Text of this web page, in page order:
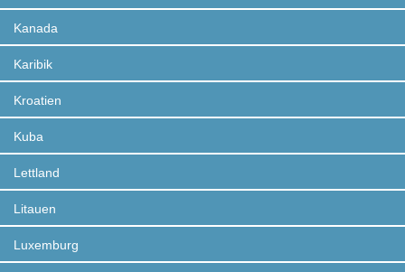
Kanada
Karibik
Kroatien
Kuba
Lettland
Litauen
Luxemburg